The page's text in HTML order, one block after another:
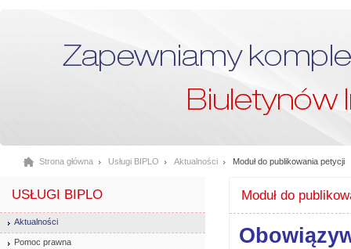
Strona główna Usługi BIPLO Aktualności Moduł do publikowania petycji
Moduł do
USŁUGI BIPLO
Aktualności
Pomoc prawna